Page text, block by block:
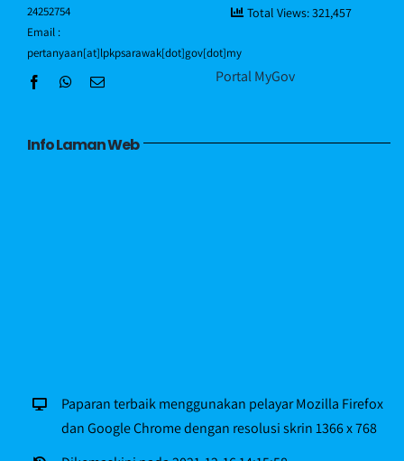
24252754
Email :
pertanyaan[at]lpkpsarawak[dot]gov[dot]my
Hubungi Kami
Total Views:321,457
Portal MyGov
Info Laman Web
Paparan terbaik menggunakan pelayar Mozilla Firefox
dan Google Chrome dengan resolusi skrin 1366 x 768